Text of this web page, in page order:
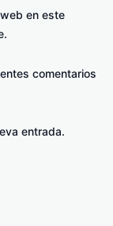
en este
comentarios
entrada.